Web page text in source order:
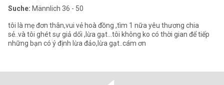
Suche: Männlich 36 - 50
tôi là mẹ đơn thân,vui vẻ hoà đồng ,tìm 1 nữa yêu thương chia
sẻ..và tôi ghét sự giả dối ,lừa gạt...tôi không ko có thời gian để tiếp
những bạn có ý định lừa đảo,lừa gạt..cám ơn